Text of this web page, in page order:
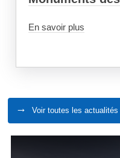
En savoir plus
Voir toutes les actualités